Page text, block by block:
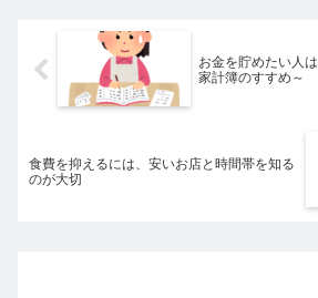
お金を貯めたい人
家計簿のすすめ～
食費を抑えるには、安いお店と時間帯を知る
のが大切